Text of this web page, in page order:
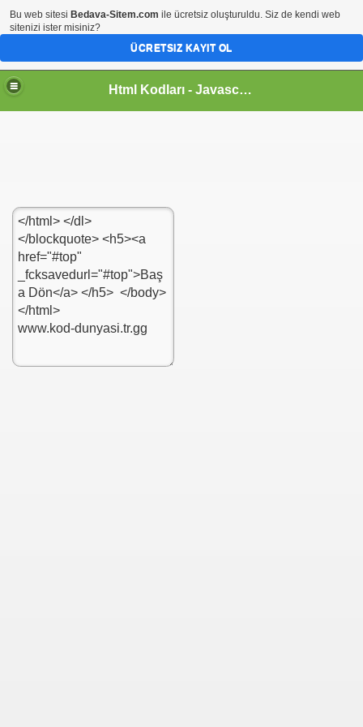
Html Kodları - Javascript Kodları - CSS Tasarım - tr.gg
Bu web sitesi Bedava-Sitem.com ile ücretsiz oluşturuldu. Siz de kendi web
sitenizi ister misiniz?
ÜCRETSIZ KAYIT OL